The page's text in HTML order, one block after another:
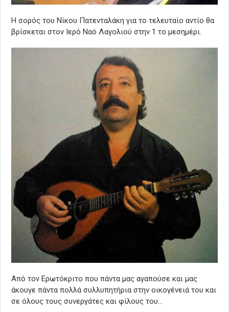
Η σορός του Νίκου Πατενταλάκη για το τελευταίο αντίο θα
βρίσκεται στον Ιερό Ναό Λαγολιού στην 1 το μεσημέρι.
Από τον Ερωτόκριτο που πάντα μας αγαπούσε και μας
άκουγε πάντα πολλά συλλυπητήρια στην οικογένειά του και
σε όλους τους συνεργάτες και φίλους του…